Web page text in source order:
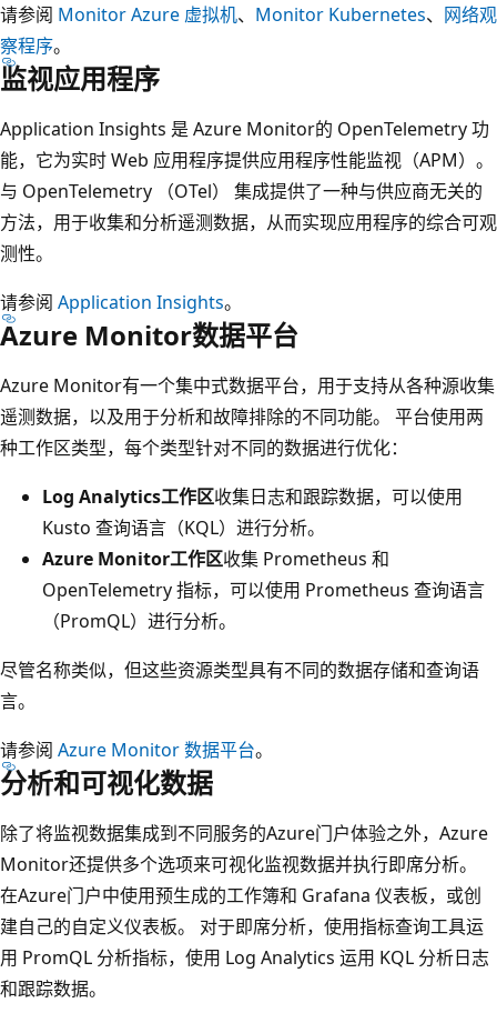
请参阅 Monitor Azure 虚拟机、 Monitor Kubernetes、 网络观
察程序。
监视应用程序
Application Insights 是 Azure Monitor的 OpenTelemetry 功
能，它为实时 Web 应用程序提供应用程序性能监视（APM）。
与 OpenTelemetry （OTel） 集成提供了一种与供应商无关的
方法，用于收集和分析遥测数据，从而实现应用程序的综合可观
测性。
请参阅 Application Insights。
Azure Monitor数据平台
Azure Monitor有一个集中式数据平台，用于支持从各种源收集
遥测数据，以及用于分析和故障排除的不同功能。 平台使用两
种工作区类型，每个类型针对不同的数据进行优化：
Log Analytics工作区收集日志和跟踪数据，可以使用
Kusto 查询语言（KQL）进行分析。
Azure Monitor工作区收集 Prometheus 和
OpenTelemetry 指标，可以使用 Prometheus 查询语言
（PromQL）进行分析。
尽管名称类似，但这些资源类型具有不同的数据存储和查询语
言。
请参阅 Azure Monitor 数据平台。
分析和可视化数据
除了将监视数据集成到不同服务的Azure门户体验之外，Azure
Monitor还提供多个选项来可视化监视数据并执行即席分析。
在Azure门户中使用预生成的工作簿和 Grafana 仪表板，或创
建自己的自定义仪表板。 对于即席分析，使用指标查询工具运
用 PromQL 分析指标，使用 Log Analytics 运用 KQL 分析日志
和跟踪数据。